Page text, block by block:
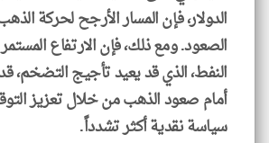
الدولار، فإن المسار الأرجح لحركة
الصعود. ومع ذلك، فإن الارتفاع
النفط، الذي قد يعيد تأجيج التضخم،
أمام صعود الذهب من خلال تعزيز
سياسة نقدية أكثر تشدداً.